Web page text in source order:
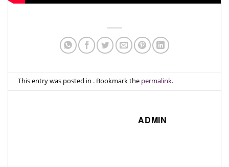
This entry was posted in . Bookmark the permalink.
ADMIN